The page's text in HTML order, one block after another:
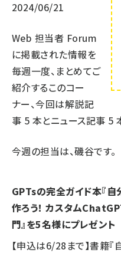
2024/06/21
Web 担当者 Forum
に掲載された情報を
毎週一度、まとめてご
紹介するこのコー
ナー、今回は解説記
事 5 本とニュース記事 5
今週の担当は、磯谷です。
GPTsの完全ガイド本『
作ろう！ カスタム
門』を5名様にプレゼント
【申込は6/28まで】書籍